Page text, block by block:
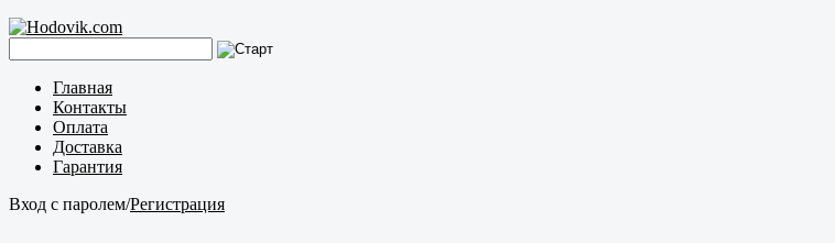
Главная
Контакты
Оплата
Доставка
Гарантия
Вход с паролем/Регистрация